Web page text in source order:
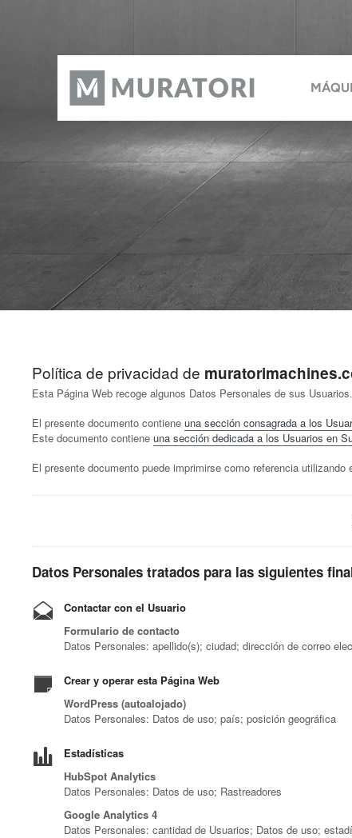
Política de privacidad de
Esta Página Web recoge algunos Datos Personales de sus Usuarios.
El presente documento contiene una sección consagrada a los
Este documento contiene una sección dedicada a los Usuarios en
El presente documento puede imprimirse como referencia
Datos Personales tratados para las siguientes
Contactar con el Usuario
Formulario de contacto
Datos Personales: apellido(s); ciudad; dirección de correo
Crear y operar esta Página Web
WordPress (autoalojado)
Datos Personales: Datos de uso; país; posición geográfica
Estadísticas
HubSpot Analytics
Datos Personales: Datos de uso; Rastreadores
Google Analytics 4
Datos Personales: cantidad de Usuarios; Datos de uso;